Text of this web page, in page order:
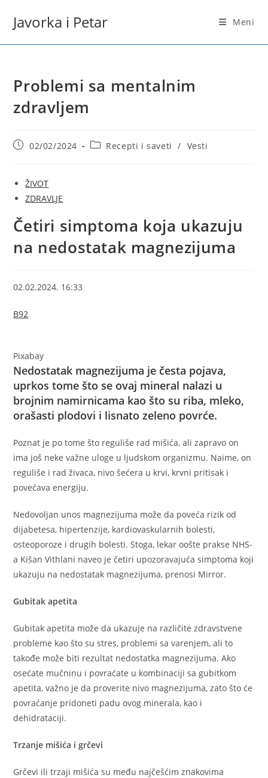
Javorka i Petar Meni
Problemi sa mentalnim
zdravljem
Post02/02/2024
PostRecepti i saveti / Vesti
ŽIVOT
ZDRAVLJE
Četiri simptoma koja ukazuju
na nedostatak magnezijuma
02.02.2024. 16:33
B92
Pixabay
Nedostatak magnezijuma je česta pojava,
uprkos tome što se ovaj mineral nalazi u
brojnim namirnicama kao što su riba, mleko,
orašasti plodovi i lisnato zeleno povrće.
Poznat je po tome što reguliše rad mišića, ali zapravo on
ima još neke važne uloge u ljudskom organizmu. Naime, on
reguliše i rad živaca, nivo šećera u krvi, krvni pritisak i
povećava energiju.
Nedovoljan unos magnezijuma može da poveća rizik od
dijabetesa, hipertenzije, kardiovaskularnih bolesti,
osteoporoze i drugih bolesti. Stoga, lekar oošte prakse NHS-
a Kišan Vithlani naveo je četiri upozoravajuća simptoma koji
ukazuju na nedostatak magnezijuma, prenosi Mirror.
Gubitak apetita
Gubitak apetita može da ukazuje na različite zdravstvene
probleme kao što su stres, problemi sa varenjem, ali to
takođe može biti rezultat nedostatka magnezijuma. Ako
osećate mučninu i povraćate u kombinaciji sa gubitkom
apetita, važno je da proverite nivo magnezijuma, zato što će
povraćanje pridoneti padu ovog minerala, kao i
dehidrataciji.
Trzanje mišića i grčevi
Grčevi ili trzaji mišića su među najčešćim znakovima